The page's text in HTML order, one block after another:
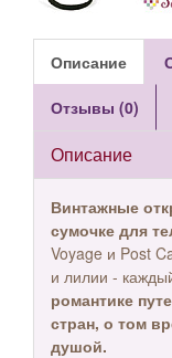
Описание
Отзывы (0)
Описание
Винтажные
сумочке для
Voyage и Post
и лилии -
романтике
стран, о том
душой.